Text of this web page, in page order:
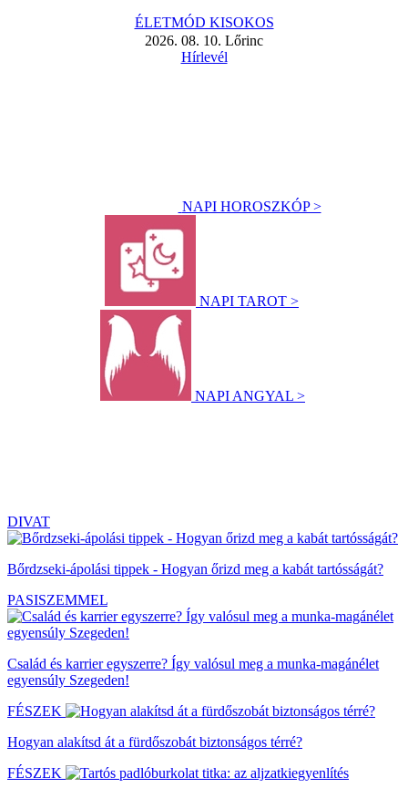
ÉLETMÓD KISOKOS
2026. 08. 10. Lőrinc
Hírlevél
NAPI HOROSZKÓP >
NAPI TAROT >
NAPI ANGYAL >
DIVAT
Bőrdzseki-ápolási tippek - Hogyan őrizd meg a kabát tartósságát?
PASISZEMMEL
Család és karrier egyszerre? Így valósul meg a munka-magánélet
egyensúly Szegeden!
FÉSZEK
Hogyan alakítsd át a fürdőszobát biztonságos térré?
FÉSZEK